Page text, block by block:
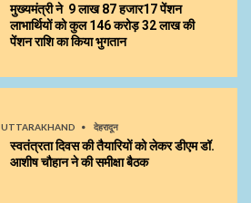
मुख्यमंत्री ने 9 लाख 87 हजार17 पेंशन
लाभार्थियों को कुल ₹146 करोड़ 32 लाख की
पेंशन राशि का किया भुगतान
UTTARAKHAND देहरादून
स्वतंत्रता दिवस की तैयारियों को लेकर डीएम डॉ.
आशीष चौहान ने की समीक्षा बैठक